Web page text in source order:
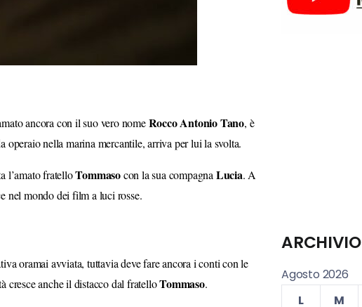
ancora con il suo vero nomeRoccoAntonioTano, è
nella marina mercantile, arriva per lui la svolta.
l’amato fratelloTommasocon la sua compagna Lucia. A
nel mondo dei film a luci rosse.
oramai avviata, tuttavia deve fare ancora i conti con le
cresce anche il distacco dal fratelloTommaso.
ARCHIVIO
Agosto 2026
L
M